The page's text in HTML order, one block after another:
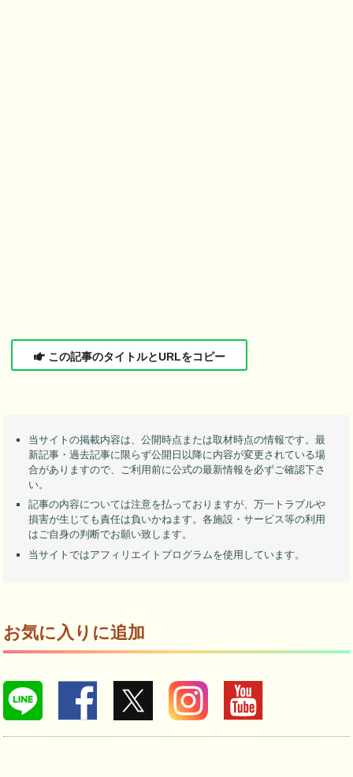
この記事のタイトルとURLをコピー
当サイトの掲載内容は、公開時点または取材時点の情報です。最
新記事・過去記事に限らず公開日以降に内容が変更されている場
合がありますので、ご利用前に公式の最新情報を必ずご確認下さ
い。
記事の内容については注意を払っておりますが、万一トラブルや
損害が生じても責任は負いかねます。各施設・サービス等の利用
はご自身の判断でお願い致します。
当サイトではアフィリエイトプログラムを使用しています。
お気に入りに追加